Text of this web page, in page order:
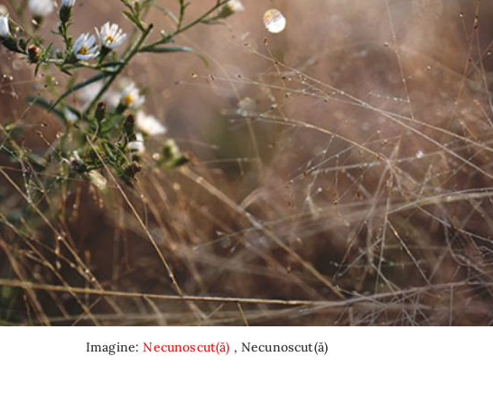
Imagine:Necunoscut(ă) , Necunoscut(ă)